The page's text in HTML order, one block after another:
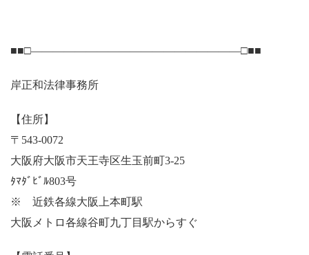
■■□―――――――――――――――――――□■■
岸正和法律事務所
【住所】
〒543-0072
大阪府大阪市天王寺区生玉前町3-25
ﾀﾏﾀﾞﾋﾞﾙ803号
※ 近鉄各線大阪上本町駅
大阪メトロ各線谷町九丁目駅からすぐ